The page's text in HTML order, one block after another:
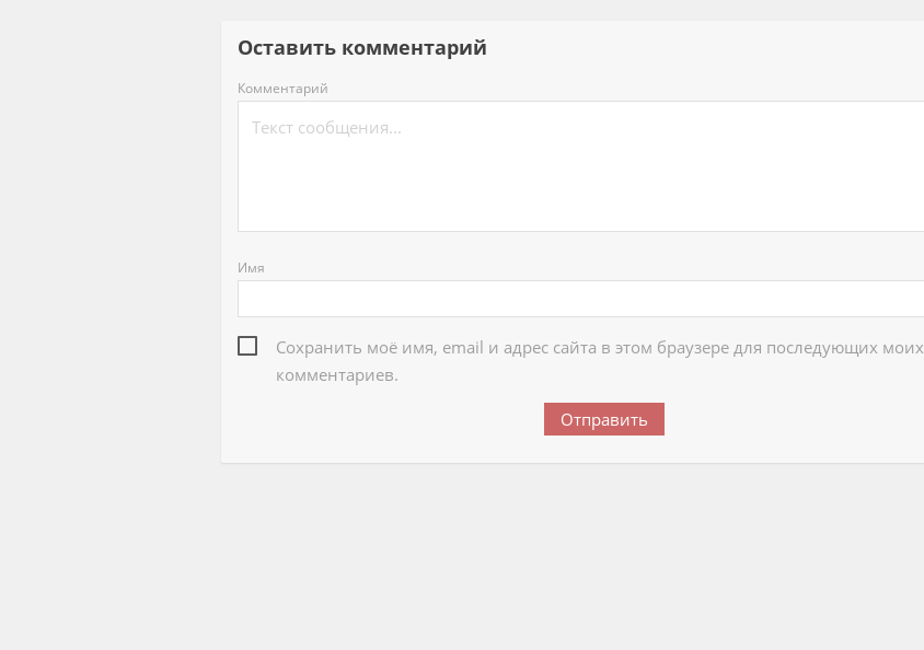
Оставить комментарий
Комментарий
Имя
Сохранить моё имя, email и адрес сайта в этом браузере для последующих моих
комментариев.